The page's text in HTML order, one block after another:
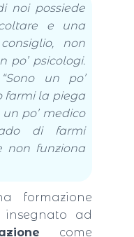
noi possiede
e una
non
po’ psicologi.
un po’
farmi la piega
po’ medico
di farmi
non funziona
formazione
ad
come